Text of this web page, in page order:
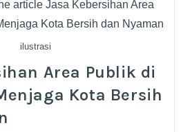
ilustrasi
Area Publik di
Kota Bersih